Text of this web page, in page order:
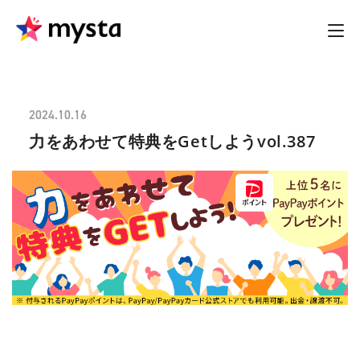
2024.10.16
力をあわせて特典をGetしようvol.387